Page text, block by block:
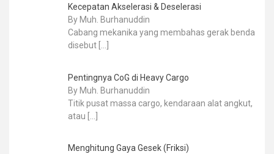
Kecepatan Akselerasi & Deselerasi
By Muh. Burhanuddin
Cabang mekanika yang membahas gerak benda
disebut
Pentingnya CoG di Heavy Cargo
By Muh. Burhanuddin
Titik pusat massa cargo, kendaraan alat angkut,
atau […]
Menghitung Gaya Gesek (Friksi)